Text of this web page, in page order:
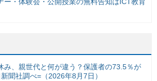
み、親世代と何が違う？保護者の73.5％が
聞社調べ=（2026年8月7日）